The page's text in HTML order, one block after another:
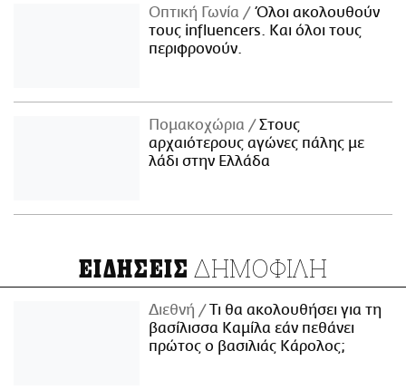
Οπτική Γωνία
Όλοι ακολουθούν
τους influencers. Και όλοι τους
περιφρονούν.
Πομακοχώρια
Στους
αρχαιότερους αγώνες πάλης με
λάδι στην Ελλάδα
ΕΙΔΗΣΕΙΣ ΔΗΜΟΦΙΛΗ
Διεθνή
Τι θα ακολουθήσει για τη
βασίλισσα Καμίλα εάν πεθάνει
πρώτος ο βασιλιάς Κάρολος;